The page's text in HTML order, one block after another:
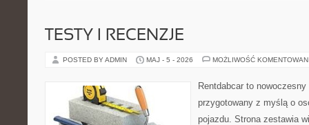
TESTY I RECENZJE
POSTED BY ADMIN MAJ - 5 - 2026 MOŻLIWOŚĆ
Rentdabcar to
przygotowany z myślą o
pojazdu. Strona zestawia